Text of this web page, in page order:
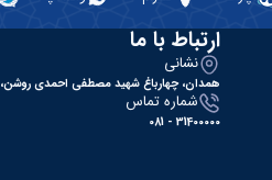
ارتباط با ما
نشانی
همدان، چهارباغ شهید مصطفی احمدی روشن،
شماره تماس
31400000 - 081